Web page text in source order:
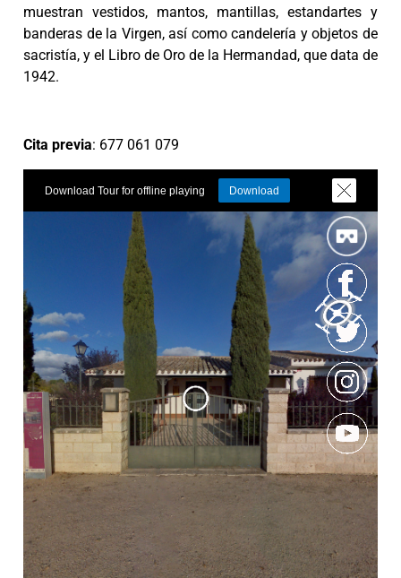
muestran vestidos, mantos, mantillas, estandartes y
banderas de la Virgen, así como candelería y objetos de
sacristía, y el Libro de Oro de la Hermandad, que data de
1942.
Cita previa: 677 061 079